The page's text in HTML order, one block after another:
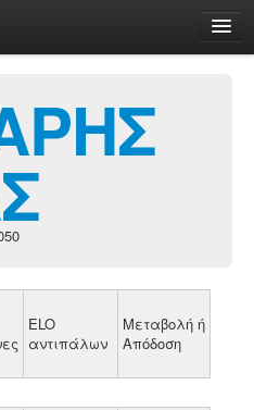
ELO
αντιπάλων
Μεταβολή ή
Απόδοση